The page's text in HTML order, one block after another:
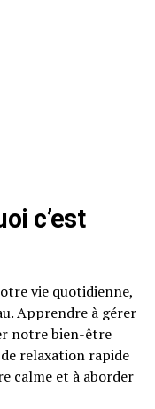
c’est
vie quotidienne,
Apprendre à gérer
notre bien-être
relaxation rapide
calme et à aborder